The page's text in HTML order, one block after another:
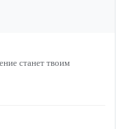
станет твоим